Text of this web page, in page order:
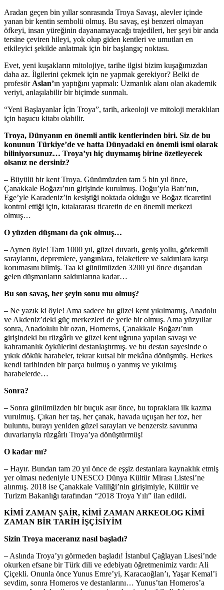
Aradan geçen bin yıllar sonrasında Troya Savaşı, alevler içinde
yanan bir kentin sembolü olmuş. Bu savaş, eşi benzeri olmayan
öfkeyi, insan yüreğinin dayanamayacağı trajedileri, her şeyi bir anda
tersine çeviren hileyi, yok olup giden kentleri ve umutları en
etkileyici şekilde anlatmak için bir başlangıç noktası.
Evet, yeni kuşakların mitolojiye, tarihe ilgisi bizim kuşağımızdan
daha az. İlgilerini çekmek için ne yapmak gerekiyor? Belki de
profesör Aslan’ın yaptığını yapmalı: Uzmanlık alanı olan akademik
veriyi, anlaşılabilir bir biçimde sunmalı.
“Yeni Başlayanlar İçin Troya”, tarih, arkeoloji ve mitoloji meraklıları
için başucu kitabı olabilir.
Troya, Dünyanın en önemli antik kentlerinden biri. Siz de bu
konunun Türkiye’de ve hatta Dünyadaki en önemli ismi olarak
biliniyorsunuz… Troya’yı hiç duymamış birine özetleyecek
olsanız ne dersiniz?
– Büyülü bir kent Troya. Günümüzden tam 5 bin yıl önce,
Çanakkale Boğazı’nın girişinde kurulmuş. Doğu’yla Batı’nın,
Ege’yle Karadeniz’in kesiştiği noktada olduğu ve Boğaz ticaretini
kontrol ettiği için, kıtalararası ticaretin de en önemli merkezi
olmuş…
O yüzden düşmanı da çok olmuş…
– Aynen öyle! Tam 1000 yıl, güzel duvarlı, geniş yollu, görkemli
saraylarını, depremlere, yangınlara, felaketlere ve saldırılara karşı
korumasını bilmiş. Taa ki günümüzden 3200 yıl önce dışarıdan
gelen düşmanların saldırılarına kadar…
Bu son savaş, her şeyin sonu mu olmuş?
– Ne yazık ki öyle! Ama sadece bu güzel kent yıkılmamış, Anadolu
ve Akdeniz’deki güç merkezleri de yerle bir olmuş. Ama yüzyıllar
sonra, Anadolulu bir ozan, Homeros, Çanakkale Boğazı’nın
girişindeki bu rüzgârlı ve güzel kent uğruna yapılan savaşı ve
kahramanlık öykülerini destanlaştırmış. ve bu destan sayesinde o
yıkık dökük harabeler, tekrar kutsal bir mekâna dönüşmüş. Herkes
kendi tarihinden bir parça bulmuş o yanmış ve yıkılmış
harabelerde…
Sonra?
– Sonra günümüzden bir buçuk asır önce, bu topraklara ilk kazma
vurulmuş. Çıkan her taş, her çanak, havada uçuşan her toz, her
buluntu, burayı yeniden güzel sarayları ve benzersiz savunma
duvarlarıyla rüzgârlı Troya’ya dönüştürmüş!
O kadar mı?
– Hayır. Bundan tam 20 yıl önce de eşşiz destanlara kaynaklık etmiş
yer olması nedeniyle UNESCO Dünya Kültür Mirası Listesi’ne
alınmış. 2018 ise Çanakkale Valiliği’nin girişimiyle, Kültür ve
Turizm Bakanlığı tarafından “2018 Troya Yılı” ilan edildi.
KİMİ ZAMAN ŞAİR, KİMİ ZAMAN ARKEOLOG KİMİ
ZAMAN BİR TARİH İŞÇİSİYİM
Sizin Troya maceranız nasıl başladı?
– Aslında Troya’yı görmeden başladı! İstanbul Çağlayan Lisesi’nde
okurken efsane bir Türk dili ve edebiyatı öğretmenimiz vardı: Ali
Çiçekli. Onunla önce Yunus Emre’yi, Karacaoğlan’ı, Yaşar Kemal’i
sevdim, sonra Homeros ve destanlarını… Yunus’tan Homeros’a